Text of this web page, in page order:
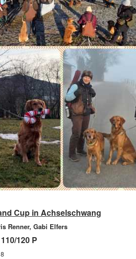
Cup in Achselschwang
Renner, Gabi Elfers
120 P